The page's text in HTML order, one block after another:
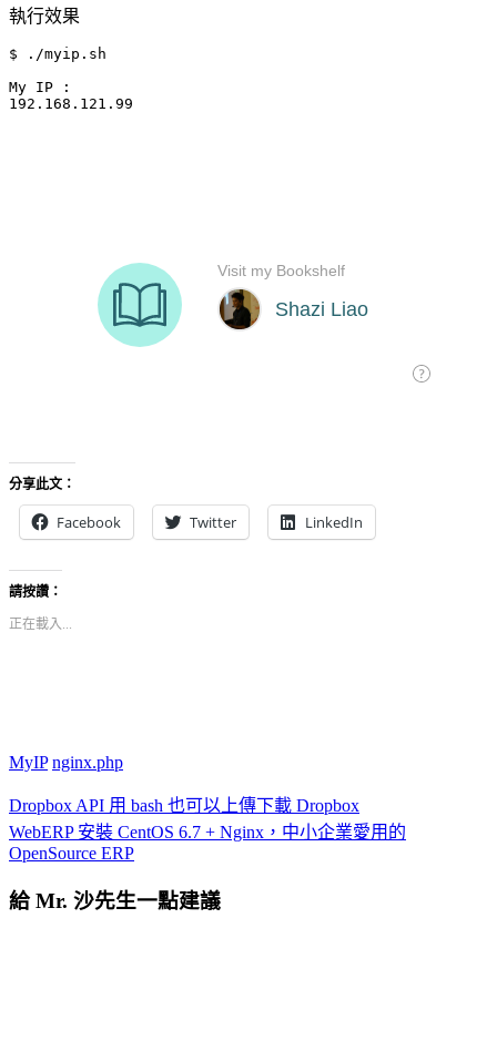
執行效果
$ ./myip.sh
My IP :
192.168.121.99
分享此文：
Facebook Twitter LinkedIn
請按讚：
正在載入...
MyIP nginx.php
Dropbox API 用 bash 也可以上傳下載 Dropbox
WebERP 安裝 CentOS 6.7 + Nginx，中小企業愛用的
OpenSource ERP
給 Mr. 沙先生一點建議